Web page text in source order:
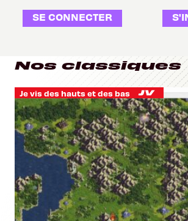
SE CONNECTER
Nos classiques
Je vis des hauts et des bas